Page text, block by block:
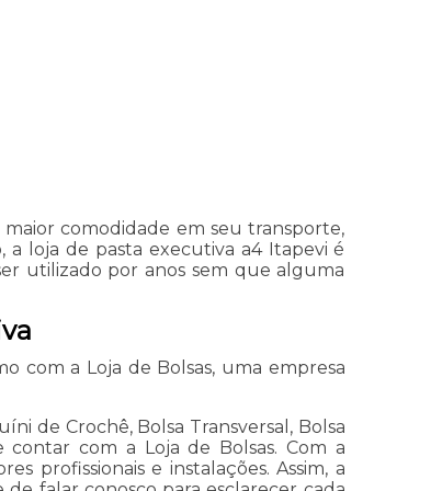
comodidade em seu transporte,
loja de pasta executiva a4 Itapevi é
utilizado por anos sem que alguma
com a Loja de Bolsas, uma empresa
de Crochê, Bolsa Transversal, Bolsa
contar com a Loja de Bolsas. Com a
profissionais e instalações. Assim, a